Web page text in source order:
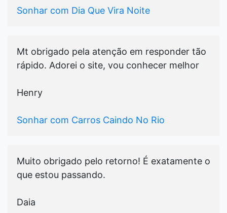
Sonhar com Dia Que Vira Noite
Mt obrigado pela atenção em responder tão
rápido. Adorei o site, vou conhecer melhor
Henry
Sonhar com Carros Caindo No Rio
Muito obrigado pelo retorno! É exatamente o
que estou passando.
Daia